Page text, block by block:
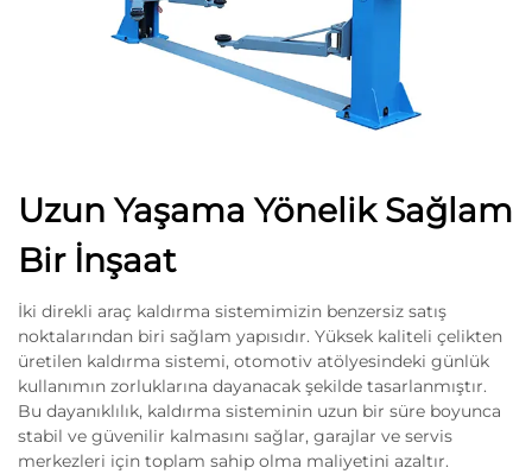
Uzun Yaşama Yönelik Sağlam
Bir İnşaat
İki direkli araç kaldırma sistemimizin benzersiz satış
noktalarından biri sağlam yapısıdır. Yüksek kaliteli çelikten
üretilen kaldırma sistemi, otomotiv atölyesindeki günlük
kullanımın zorluklarına dayanacak şekilde tasarlanmıştır.
Bu dayanıklılık, kaldırma sisteminin uzun bir süre boyunca
stabil ve güvenilir kalmasını sağlar, garajlar ve servis
merkezleri için toplam sahip olma maliyetini azaltır.